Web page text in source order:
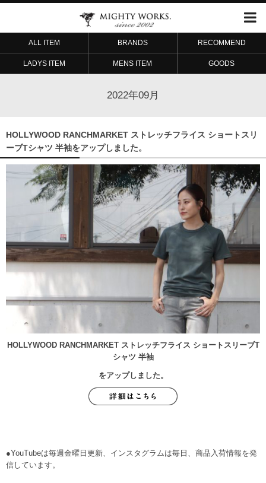
ALL ITEM BRANDS RECOMMEND
LADYS ITEM MENS ITEM GOODS
2022年09月
HOLLYWOOD RANCHMARKET ストレッチフライス ショートスリ
ーブTシャツ 半袖をアップしました。
HOLLYWOOD RANCHMARKET ストレッチフライス ショートスリーブT
シャツ 半袖
をアップしました。
●YouTubeは毎週金曜日更新、インスタグラムは毎日、商品入荷情報を発
信しています。